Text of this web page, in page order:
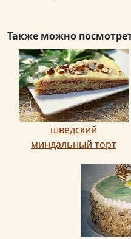
Также можно
шведский
миндальный торт